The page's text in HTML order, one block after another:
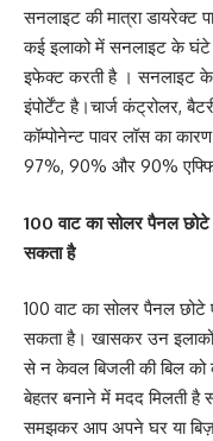
सनलाइट की मात्रा डायरेक्ट
कई इलाको में सनलाइट के घंटे
इफेक्ट करती है । सनलाइट
इंपोर्टेंट है।चार्ज कंट्रोलर,
कॉम्पोनेन्ट पावर लॉस का
97%, 90% और 90%
100 वाट का सोलर पैनल छोटे
सकता है
100 वाट का सोलर पैनल छोटे
सकता है। खासकर उन
से न केवल बिजली की बिल को
बेहतर बनाने में मदद मिलती
समझकर आप अपने घर या